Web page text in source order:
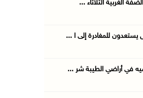
الغربية الثلاثاء ...
في أراضي الطيبة شر ...